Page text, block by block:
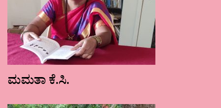
ಮಮತಾ ಕೆ.ಸಿ.